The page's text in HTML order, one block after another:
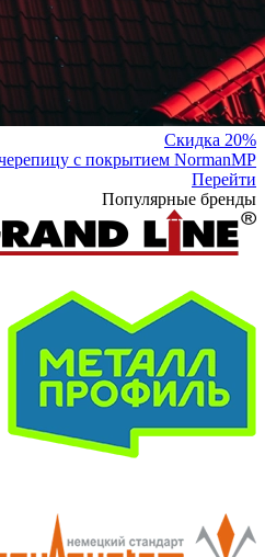
Скидка 20%
с покрытием NormanMP
Перейти
Популярные бренды